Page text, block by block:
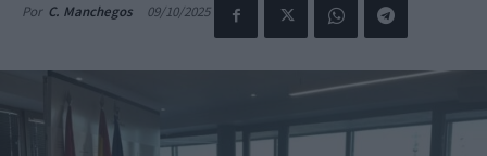
Por C. Manchegos 09/10/2025